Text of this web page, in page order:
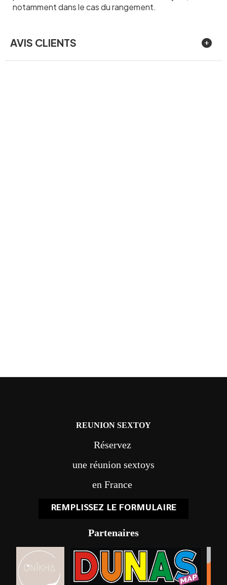
notamment dans le cas du rangement.
AVIS CLIENTS
REUNION SEXTOY
Réservez
une réunion sextoys
en France
REMPLISSEZ LE FORMULAIRE
Partenaires